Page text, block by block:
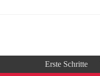
Erste Schritte